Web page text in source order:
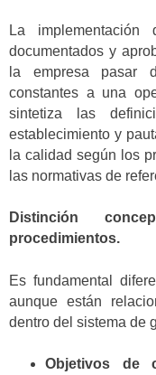
La implementación
documentados y
la empresa pasar
constantes a una
sintetiza las
establecimiento y
la calidad según los
las normativas de
Distinción
procedimientos.
Es fundamental
aunque están
dentro del sistema de
Objetivos de